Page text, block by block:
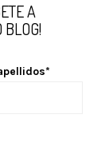
A
BLOG!